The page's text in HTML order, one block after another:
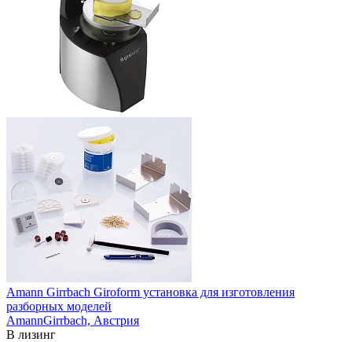
Amann Girrbach Giroform установка для изготовления
разборных моделей
AmannGirrbach, Австрия
В лизинг